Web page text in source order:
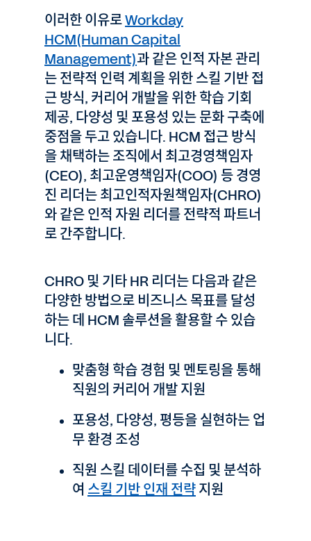
이러한 이유로Workday
HCM(Human Capital
Management)과 같은 인적 자본 관리
는 전략적 인력 계획을 위한 스킬 기반 접
근 방식, 커리어 개발을 위한 학습 기회
제공, 다양성 및 포용성 있는 문화 구축에
중점을 두고 있습니다. HCM 접근 방식
을 채택하는 조직에서 최고경영책임자
(CEO), 최고운영책임자(COO) 등 경영
진 리더는 최고인적자원책임자(CHRO)
와 같은 인적 자원 리더를 전략적 파트너
로 간주합니다.
CHRO 및 기타 HR 리더는 다음과 같은
다양한 방법으로 비즈니스 목표를 달성
하는 데 HCM 솔루션을 활용할 수 있습
니다.
맞춤형 학습 경험 및 멘토링을 통해
직원의 커리어 개발 지원
포용성, 다양성, 평등을 실현하는 업
무 환경 조성
직원 스킬 데이터를 수집 및 분석하
여 스킬 기반 인재 전략지원